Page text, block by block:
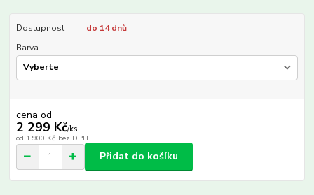
Dostupnost
do 14 dnů
Barva
cena od
2 299 Kč/ks
od 1 900 Kč bez DPH
Přidat do košíku